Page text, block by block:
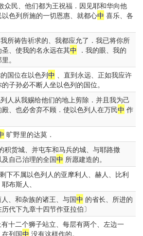
众民、他们都为王祝福．因见耶和华向他
色列所施的一切恩惠、就都心中 喜乐、各
所祷告祈求的、我都应允了．我已将你所
、使我的名永远在其中 ．我的眼、我的
。
国位在以色列中 、直到永远、正如我应许
子孙必不断人坐以色列的国位。
人从我赐给他们的地上剪除．并且我为己
、也必舍弃不顾．使以色列人在万民中 作
旷野里的达莫．
积货城、并屯车和马兵的城、与耶路撒
自己治理的全国中 所愿建造的。
下不属以色列人的亚摩利人、赫人、比利
布斯人、
、和杂族的诸王、与国中 的省长、所进的
代下九章十四节作亚拉伯〕
十二个狮子站立、每层有两个、左边一
列国中 没有这样作的。